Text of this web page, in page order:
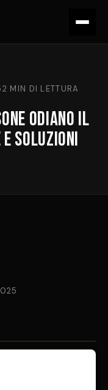
2 MIN DI LETTURA
Odiano il
Soluzioni